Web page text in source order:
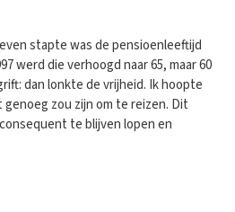
stapte was de pensioenleeftijd
werd die verhoogd naar 65, maar 60
dan lonkte de vrijheid. Ik hoopte
zou zijn om te reizen. Dit
te blijven lopen en